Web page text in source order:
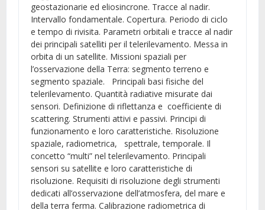
geostazionarie ed eliosincrone. Tracce al nadir.
Intervallo fondamentale. Copertura. Periodo di ciclo
e tempo di rivisita. Parametri orbitali e tracce al nadir
dei principali satelliti per il telerilevamento. Messa in
orbita di un satellite. Missioni spaziali per
l’osservazione della Terra: segmento terreno e
segmento spaziale. Principali basi fisiche del
telerilevamento. Quantità radiative misurate dai
sensori. Definizione di riflettanza e coefficiente di
scattering. Strumenti attivi e passivi. Principi di
funzionamento e loro caratteristiche. Risoluzione
spaziale, radiometrica, spettrale, temporale. Il
concetto “multi” nel telerilevamento. Principali
sensori su satellite e loro caratteristiche di
risoluzione. Requisiti di risoluzione degli strumenti
dedicati all’osservazione dell’atmosfera, del mare e
della terra ferma. Calibrazione radiometrica di